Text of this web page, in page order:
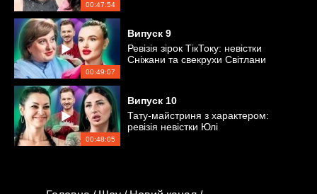
00:47:54
00:49:07
Випуск 9
Ревізія зірок ТікТоку: невістки
Сніжани та свекрухи Світлани
00:48:05
Випуск 10
Тату-майстриня з характером:
ревізія невістки Юлі